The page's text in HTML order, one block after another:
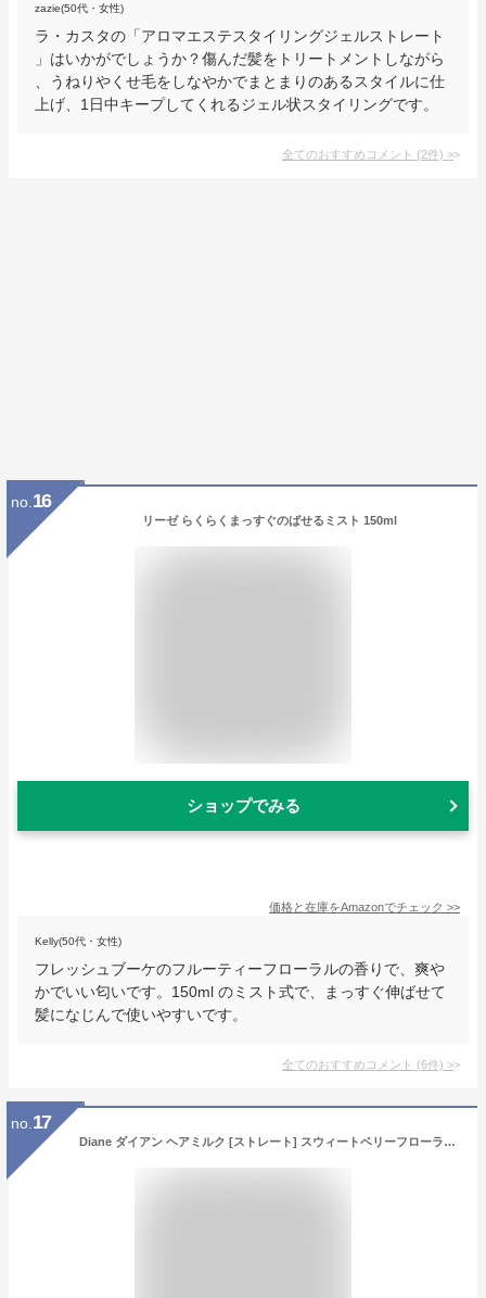
zazie(50代・女性)
ラ・カスタの「アロマエステスタイリングジェルストレート
」はいかがでしょうか？傷んだ髪をトリートメントしながら
、うねりやくせ毛をしなやかでまとまりのあるスタイルに仕
上げ、1日中キープしてくれるジェル状スタイリングです。
全てのおすすめコメント (2件) >
no. 16
リーゼ らくらくまっすぐのばせるミスト 150ml
ショップでみる
価格と在庫をAmazonでチェック >>
Kelly(50代・女性)
フレッシュブーケのフルーティーフローラルの香りで、爽や
かでいい匂いです。150ml のミスト式で、まっすぐ伸ばせて
髪になじんで使いやすいです。
全てのおすすめコメント (6件) >
no. 17
Diane ダイアン ヘアミルク [ストレート] スウィートベリーフローラルの香り 洗い流さないトリートメント パーフェクトビューティ ストレートミルク 100ml